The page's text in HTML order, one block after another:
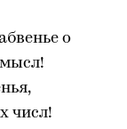
o
числ!